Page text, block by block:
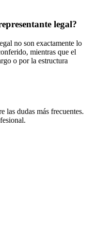
legal?
no son exactamente lo
mientras que el
o por la estructura
las dudas más frecuentes.